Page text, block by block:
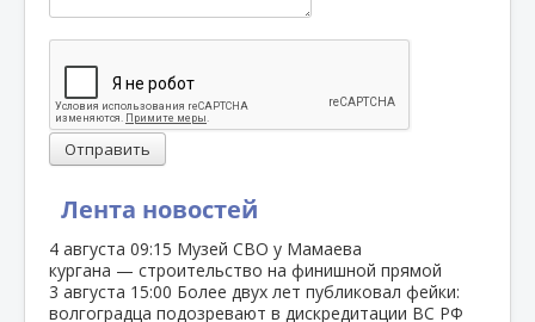
Лента новостей
4 августа 09:15 Музей СВО у Мамаева
кургана — строительство на финишной прямой
3 августа 15:00 Более двух лет публиковал фейки:
волгоградца подозревают в дискредитации ВС РФ
Отправить